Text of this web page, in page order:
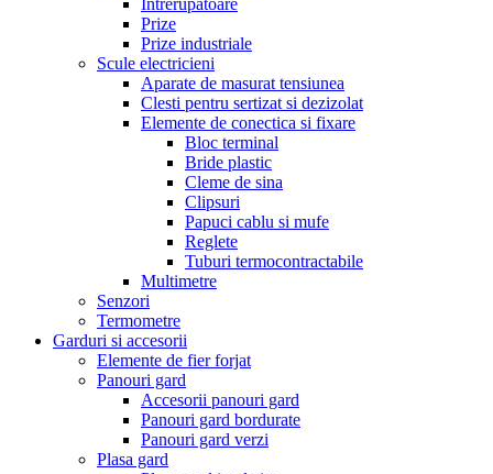
Intrerupatoare
Prize
Prize industriale
Scule electricieni
Aparate de masurat tensiunea
Clesti pentru sertizat si dezizolat
Elemente de conectica si fixare
Bloc terminal
Bride plastic
Cleme de sina
Clipsuri
Papuci cablu si mufe
Reglete
Tuburi termocontractabile
Multimetre
Senzori
Termometre
Garduri si accesorii
Elemente de fier forjat
Panouri gard
Accesorii panouri gard
Panouri gard bordurate
Panouri gard verzi
Plasa gard